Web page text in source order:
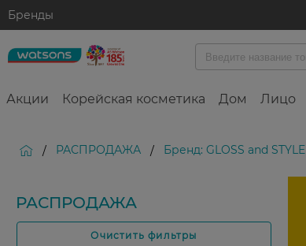
Бренды
Акции Корейская косметика Дом Лицо
/ РАСПРОДАЖА / Бренд: GLOSS and STYLE
РАСПРОДАЖА
Очистить фильтры